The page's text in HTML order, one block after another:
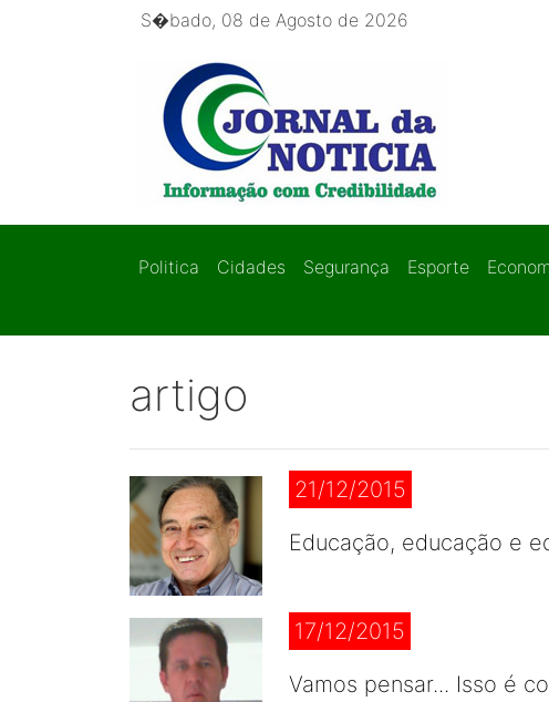
S�bado, 08 de Agosto de 2026
Politica Cidades Segurança Esporte
artigo
21/12/2015
Educação, educação e
17/12/2015
Vamos pensar... Isso é